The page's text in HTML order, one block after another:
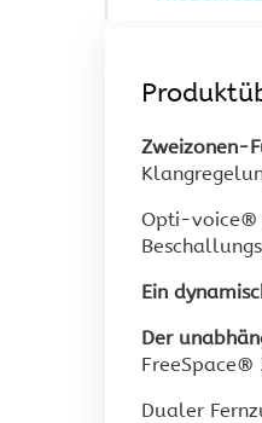
Touchdisplay
Zweizonen-
Opti-voice®
Ein
Der
FreeSpace®
Dualer